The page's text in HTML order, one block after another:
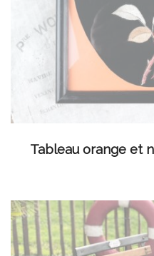
Tableau orange et